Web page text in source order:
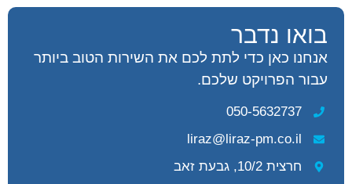
בואו נדבר
אנחנו כאן כדי לתת לכם את השירות הטוב ביותר
עבור הפרויקט שלכם.
050-5632737
liraz@liraz-pm.co.il
חרצית 10/2, גבעת זאב